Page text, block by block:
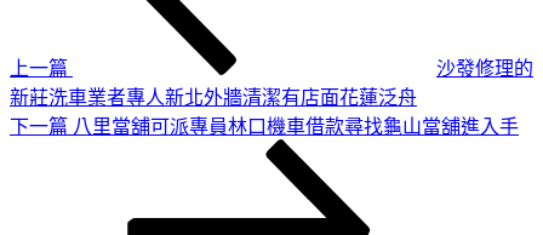
上一篇
沙發修理的
新莊洗車業者專人新北外牆清潔有店面花蓮泛舟
下
下一篇 八里當舖可派專員林口機車借款尋找龜山當舖進入手